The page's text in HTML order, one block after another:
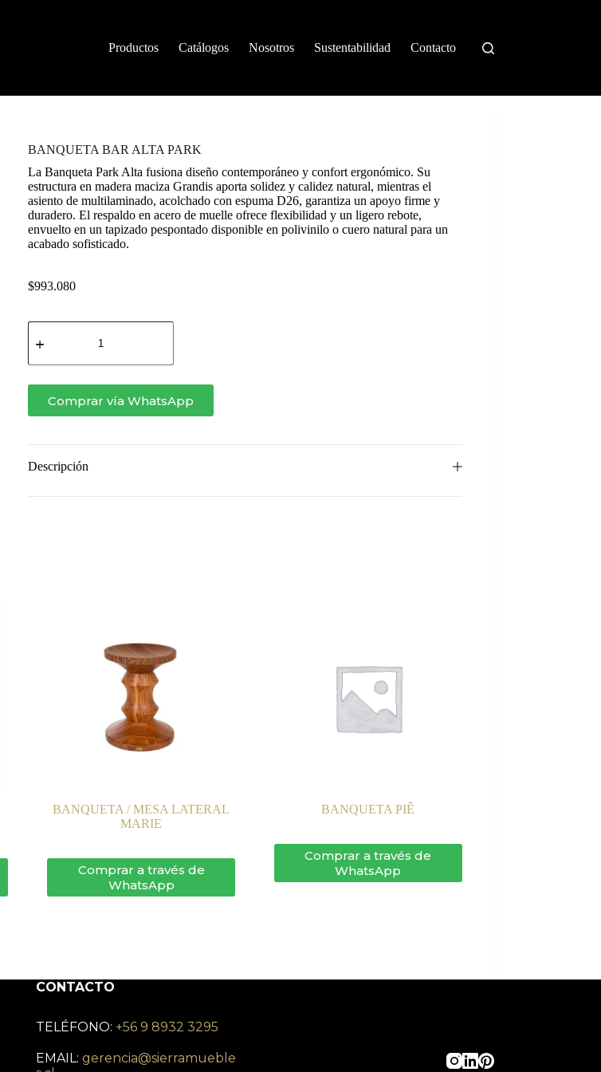
Productos
Catálogos Nosotros Sustentabilidad Contacto
BANQUETA BAR ALTA PARK
La Banqueta Park Alta fusiona diseño contemporáneo y confort ergonómico. Su
estructura en madera maciza Grandis aporta solidez y calidez natural, mientras el
asiento de multilaminado, acolchado con espuma D26, garantiza un apoyo firme y
duradero. El respaldo en acero de muelle ofrece flexibilidad y un ligero rebote,
envuelto en un tapizado pespontado disponible en polivinilo o cuero natural para un
acabado sofisticado.
$993.080
BANQUETA
BAR
PARK
cantidad
Comprar vía WhatsApp
Descripción
BANQUETA / MESA LATERAL
MARIE
Comprar a través de
WhatsApp
BANQUETA PIÊ
Comprar a través de
WhatsApp
CONTACTO
TELÉFONO: +56 9 8932 3295
EMAIL: gerencia@sierramueble